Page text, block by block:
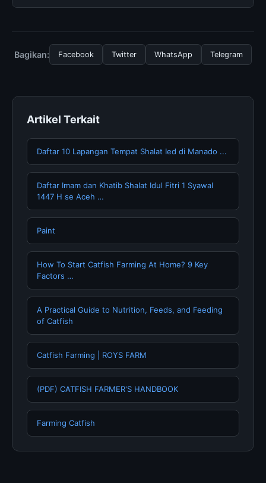
tersembunyi atau langganan yang diperlukan untuk
resmi kami secara berkala. Kami selalu memperbarui
konten dengan informasi terkini dan terpercaya.
Bagikan: Facebook Twitter WhatsApp Telegram
Artikel Terkait
Daftar 10 Lapangan Tempat Shalat Ied di Manado ...
Daftar Imam dan Khatib Shalat Idul Fitri 1 Syawal
1447 H se Aceh …
Paint
How To Start Catfish Farming At Home? 9 Key
Factors …
A Practical Guide to Nutrition, Feeds, and Feeding
of Catfish
Catfish Farming | ROYS FARM
(PDF) CATFISH FARMER'S HANDBOOK
Farming Catfish